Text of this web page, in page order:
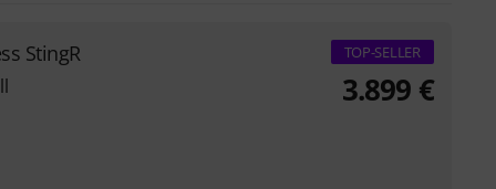
StingR TOP-SELLER
3.899 €